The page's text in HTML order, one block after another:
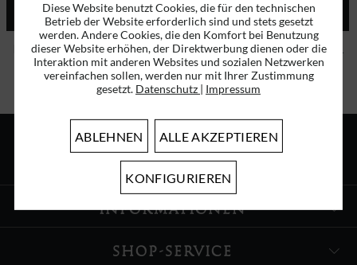
ABSENDEN
Ich habe dieDatenschutzbestimmungenzur Kenntnis genommen.
INFORMATIONEN
SHOP-SERVICE
Diese Website benutzt Cookies, die für den technischen
Betrieb der Website erforderlich sind und stets gesetzt
werden. Andere Cookies, die den Komfort bei Benutzung
dieser Website erhöhen, der Direktwerbung dienen oder die
Interaktion mit anderen Websites und sozialen Netzwerken
vereinfachen sollen, werden nur mit Ihrer Zustimmung
gesetzt. Datenschutz | Impressum
ABLEHNEN ALLE AKZEPTIEREN
KONFIGURIEREN